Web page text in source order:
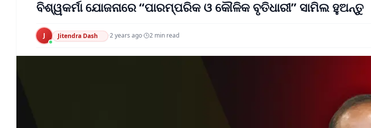
ବିଶ୍ୱକର୍ମା ଯୋଜନାରେ “ପାରମ୍ପରିକ ଓ କୌଳିକ ବୃତିଧାରୀ” ସାମିଲ ହୁଅନ୍ତୁ
J Jitendra Dash ·2 years ago· 2 min read